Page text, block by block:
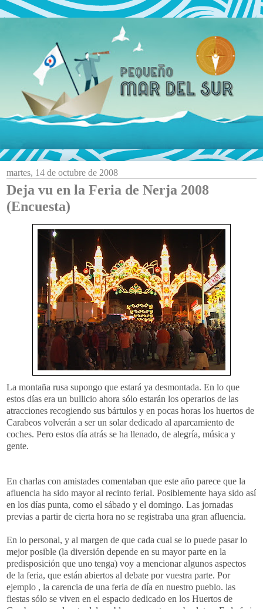
martes, 14 de octubre de 2008
Deja vu en la Feria de Nerja 2008
(Encuesta)
La montaña rusa supongo que estará ya desmontada. En lo que
estos días era un bullicio ahora sólo estarán los operarios de las
atracciones recogiendo sus bártulos y en pocas horas los huertos de
Carabeos volverán a ser un solar dedicado al aparcamiento de
coches. Pero estos día atrás se ha llenado, de alegría, música y
gente.
En charlas con amistades comentaban que este año parece que la
afluencia ha sido mayor al recinto ferial. Posiblemente haya sido así
en los días punta, como el sábado y el domingo. Las jornadas
previas a partir de cierta hora no se registraba una gran afluencia.
En lo personal, y al margen de que cada cual se lo puede pasar lo
mejor posible (la diversión depende en su mayor parte en la
predisposición que uno tenga) voy a mencionar algunos aspectos
de la feria, que están abiertos al debate por vuestra parte. Por
ejemplo , la carencia de una feria de día en nuestro pueblo. las
fiestas sólo se viven en el espacio dedicado en los Huertos de